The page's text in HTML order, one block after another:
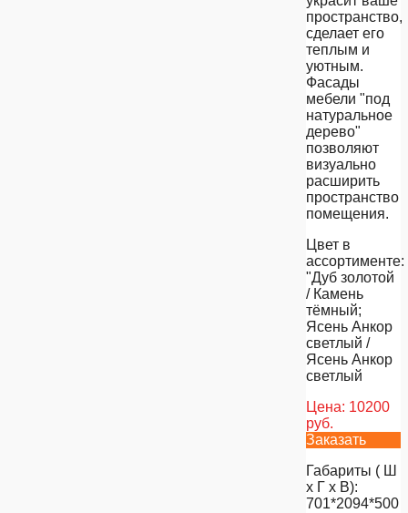
пространство,
сделает его
теплым и
уютным.
Фасады
мебели "под
натуральное
дерево"
позволяют
визуально
расширить
пространство
помещения.
Цвет в
ассортименте:
"Дуб золотой
/ Камень
тёмный;
Ясень Анкор
светлый /
Ясень Анкор
светлый
Цена: 10200
руб.
Заказать
Габариты ( Ш
х Г х В):
701*2094*500